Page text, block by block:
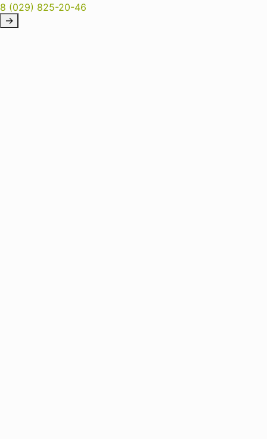
8 (029) 825-20-46
→